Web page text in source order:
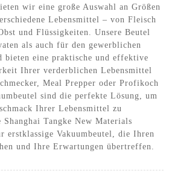
wir eine große Auswahl an Größen
Lebensmittel – von Fleisch
und Flüssigkeiten. Unsere Beutel
als auch für den gewerblichen
bieten eine praktische und effektive
Ihrer verderblichen Lebensmittel
Meal Prepper oder Profikoch
sind die perfekte Lösung, um
Ihrer Lebensmittel zu
Shanghai Tangke New Materials
erstklassige Vakuumbeutel, die Ihren
und Ihre Erwartungen übertreffen.